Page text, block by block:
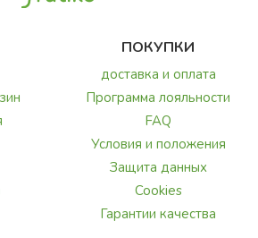
ПОКУПКИ
доставка и оплата
Программа лояльности
FAQ
Условия и положения
Защита данных
Cookies
Гарантии качества